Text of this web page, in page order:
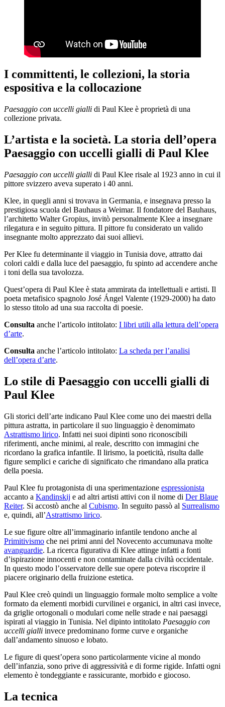
I committenti, le collezioni, la storia
espositiva e la collocazione
Paesaggio con uccelli gialli di Paul Klee è proprietà di una
collezione privata.
L’artista e la società. La storia dell’opera
Paesaggio con uccelli gialli di Paul Klee
Paesaggio con uccelli gialli di Paul Klee risale al 1923 anno in cui il
pittore svizzero aveva superato i 40 anni.
Klee, in quegli anni si trovava in Germania, e insegnava presso la
prestigiosa scuola del Bauhaus a Weimar. Il fondatore del Bauhaus,
l’architetto Walter Gropius, invitò personalmente Klee a insegnare
rilegatura e in seguito pittura. Il pittore fu considerato un valido
insegnante molto apprezzato dai suoi allievi.
Per Klee fu determinante il viaggio in Tunisia dove, attratto dai
colori caldi e dalla luce del paesaggio, fu spinto ad accendere anche
i toni della sua tavolozza.
Quest’opera di Paul Klee è stata ammirata da intellettuali e artisti. Il
poeta metafisico spagnolo José Ángel Valente (1929-2000) ha dato
lo stesso titolo ad una sua raccolta di poesie.
Consulta anche l’articolo intitolato: I libri utili alla lettura dell’opera
d’arte.
Consulta anche l’articolo intitolato: La scheda per l’analisi
dell’opera d’arte.
Lo stile di Paesaggio con uccelli gialli di
Paul Klee
Gli storici dell’arte indicano Paul Klee come uno dei maestri della
pittura astratta, in particolare il suo linguaggio è denomimato
Astrattismo lirico. Infatti nei suoi dipinti sono riconoscibili
riferimenti, anche minimi, al reale, descritto con immagini che
ricordano la grafica infantile. Il lirismo, la poeticità, risulta dalle
figure semplici e cariche di significato che rimandano alla pratica
della poesia.
Paul Klee fu protagonista di una sperimentazione espressionista
accanto a Kandinskij e ad altri artisti attivi con il nome di Der Blaue
Reiter. Si accostò anche al Cubismo. In seguito passò al Surrealismo
e, quindi, all’Astrattismo lirico.
Le sue figure oltre all’immaginario infantile tendono anche al
Primitivismo che nei primi anni del Novecento accumunava molte
avanguardie. La ricerca figurativa di Klee attinge infatti a fonti
d’ispirazione innocenti e non contaminate dalla civiltà occidentale.
In questo modo l’osservatore delle sue opere poteva riscoprire il
piacere originario della fruizione estetica.
Paul Klee creò quindi un linguaggio formale molto semplice a volte
formato da elementi morbidi curvilinei e organici, in altri casi invece,
da griglie ortogonali o modulari come nelle strade e nai paesaggi
ispirati al viaggio in Tunisia. Nel dipinto intitolato Paesaggio con
uccelli gialli invece predominano forme curve e organiche
dall’andamento sinuoso e lobato.
Le figure di quest’opera sono particolarmente vicine al mondo
dell’infanzia, sono prive di aggressività e di forme rigide. Infatti ogni
elemento è tondeggiante e rassicurante, morbido e giocoso.
La tecnica